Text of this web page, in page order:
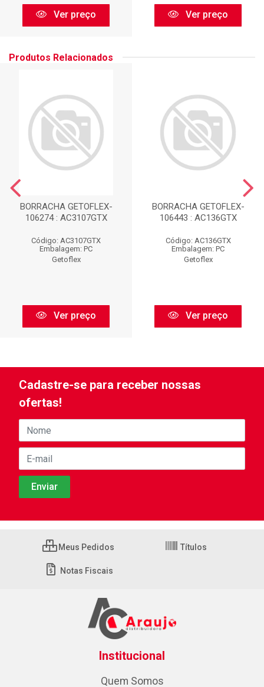
Ver preço Ver preço
Produtos Relacionados
BORRACHA GETOFLEX-
106274 : AC3107GTX
Código: AC3107GTX
Embalagem: PC
Getoflex
Ver preço
BORRACHA GETOFLEX-
106443 : AC136GTX
Código: AC136GTX
Embalagem: PC
Getoflex
Ver preço
Cadastre-se para receber nossas
ofertas!
Meus Pedidos Títulos
Notas Fiscais
Institucional
Quem Somos